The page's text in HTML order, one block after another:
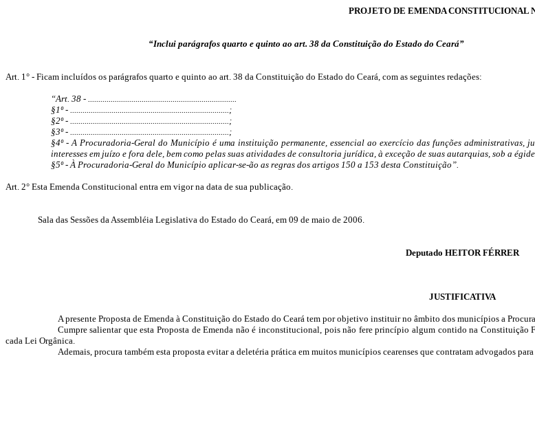
PROJETO DE EMENDA CONSTITUCIONAL
“Inclui parágrafos quarto e quinto ao art. 38 da Constituição do Estado do Ceará”
Art. 1° - Ficam incluídos os parágrafos quarto e quinto ao art. 38 da Constituição do Estado do Ceará, com as seguintes redações:
“Art. 38 - ........................................................................
§1º - .............................................................................;
§2º - .............................................................................;
§3º - .............................................................................;
§4º - A Procuradoria-Geral do Município é uma instituição permanente, essencial ao exercício das funções
interesses em juízo e fora dele, bem como pelas suas atividades de consultoria jurídica, à exceção de suas autarquias, sob a
§5º - À Procuradoria-Geral do Município aplicar-se-ão as regras dos artigos 150 a 153 desta Constituição”.
Art. 2° Esta Emenda Constitucional entra em vigor na data de sua publicação.
Sala das Sessões da Assembléia Legislativa do Estado do Ceará, em 09 de maio de 2006.
Deputado HEITOR FÉRRER
JUSTIFICATIVA
A presente Proposta de Emenda à Constituição do Estado do Ceará tem por objetivo instituir no âmbito dos municípios a
Cumpre salientar que esta Proposta de Emenda não é inconstitucional, pois não fere princípio algum contido na
cada Lei Orgânica.
Ademais, procura também esta proposta evitar a deletéria prática em muitos municípios cearenses que contratam advogados